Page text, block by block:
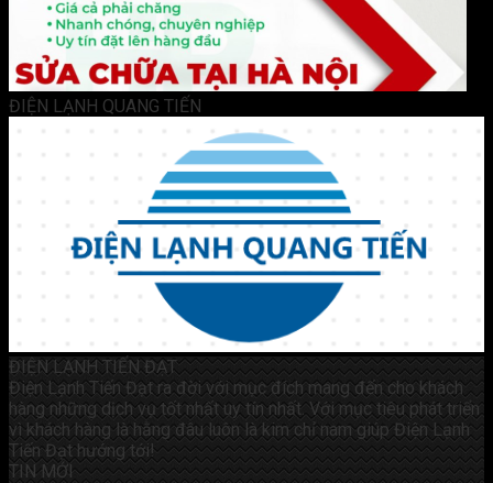
ĐIỆN LẠNH QUANG TIẾN
ĐIỆN LẠNH TIẾN ĐẠT
Điện Lạnh Tiến Đạt ra đời với mục đích mang đến cho khách
hàng những dịch vụ tốt nhất uy tín nhất. Với mục tiêu phát triển
vì khách hàng là hằng đâu luôn là kim chỉ nam giúp Điện Lạnh
Tiến Đạt hướng tới!
TIN MỚI